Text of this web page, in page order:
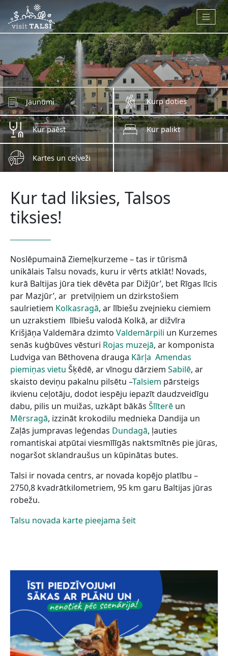
Skip to main content
Jaunumi Kurp doties
Kur paēst Kur palikt
Kartes un ceļveži
Kur tad liksies, Talsos
tiksies!
Noslēpumainā Ziemeļkurzeme – tas ir tūrismā
unikālais Talsu novads, kuru ir vērts atklāt! Novads,
kurā Baltijas jūra tiek dēvēta par Dižjūr’, bet Rīgas līcis
par Mazjūr’, ar pretviļņiem un dzirkstošiem
saulrietiem Kolkasragā, ar lībiešu zvejnieku ciemiem
un uzrakstiem lībiešu valodā Kolkā, ar dižvīra
Krišjāņa Valdemāra dzimto Valdemārpili un Kurzemes
senās kuģbūves vēsturi Rojas muzejā, ar komponista
Ludviga van Bēthovena drauga Kārļa Amendas
piemiņas vietu Šķēdē, ar vīnogu dārziem Sabilē, ar
skaisto deviņu pakalnu pilsētu –Talsiem pārsteigs
ikvienu ceļotāju, dodot iespēju iepazīt daudzveidīgu
dabu, pilis un muižas, uzkāpt bākās Šlīterē un
Mērsragā, izzināt krokodilu mednieka Dandija un
Zaļās jumpravas leģendas Dundagā, ļauties
romantiskai atpūtai viesmīlīgās naktsmītnēs pie jūras,
nogaršot sklandraušus un kūpinātas butes.
Talsi ir novada centrs, ar novada kopējo platību –
2750,8 kvadrātkilometriem, 95 km garu Baltijas jūras
robežu.
Talsu novada karte pieejama šeit